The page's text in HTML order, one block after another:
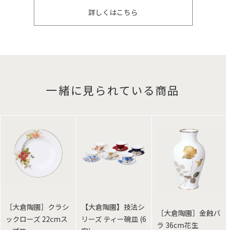
詳しくはこちら
一緒に見られている商品
［大倉陶園］クラシ
ックローズ 22cmス
【大倉陶園】技法シ
リーズ ティー碗皿 (6
［大倉陶園］金蝕バ
ラ 36cm花生